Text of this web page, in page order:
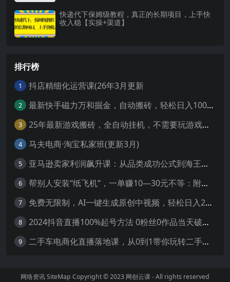
快递代下保姆级教程，真正的长期项目，上手快
收入稳【实操+渠道】
排行榜
1 抖店精细化运营课(26年3月更新
2 最新快手磁力万和掘金，自动搬砖，轻松日入100-200，操作简单
3 25年最新游戏搬砖，全自动挂机，不需要玩游戏，单手机操作日入300+
4 马夫电商·淘宝私家班(更新3月)
5 亚马逊卖家利润飙升课：从品类成功公式到海王打法，让每个SKU都成爆款一路飙升(更新26年3月
6 帮别人安装“纸飞机“，一单赚10—30元不等：附：免费节点
7 免费无限制，AI一键生成原创中视频，轻松日入2000+，超简单，可矩阵，…
8 2024抖音直播100%起号方法 0粉丝0作品当天破千人在线 多种变现方式
9 二手车电商化直播落地课，从0到1带你玩转二手车直播
网络资讯SiteMap Copyright © 2023 网创云课- All rights reserved